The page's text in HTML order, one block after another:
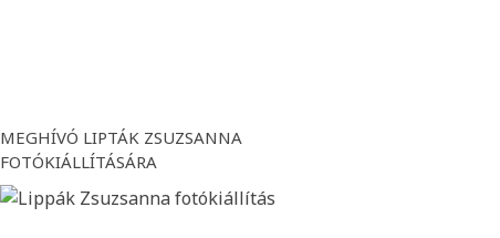
MEGHÍVÓ LIPTÁK ZSUZSANNA
FOTÓKIÁLLÍTÁSÁRA